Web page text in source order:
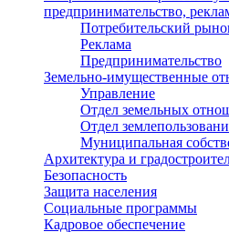
предпринимательство,
Потребительский
Реклама
Предпринимательство
Земельно-имущественные
Управление
Отдел земельных
Отдел
Муниципальная
Архитектура и
Безопасность
Защита населения
Социальные программы
Кадровое обеспечение